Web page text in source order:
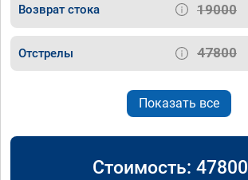
Возврат стока 19000
Отстрелы 47800
Показать все
Стоимость: 47800